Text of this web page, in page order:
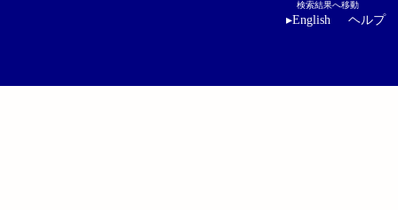
検索結果へ移動
▸English ヘルプ